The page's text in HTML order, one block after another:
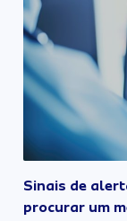
Sinais de
procurar um